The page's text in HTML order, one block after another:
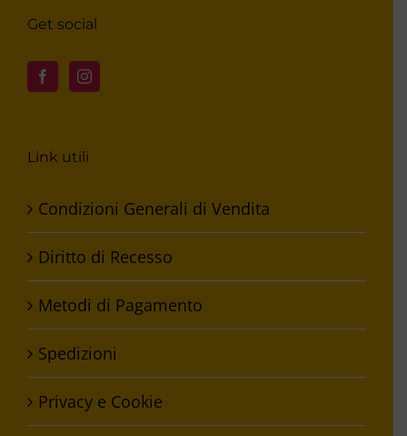
Get social
Link utili
Condizioni Generali di Vendita
Diritto di Recesso
Metodi di Pagamento
Spedizioni
Privacy e Cookie